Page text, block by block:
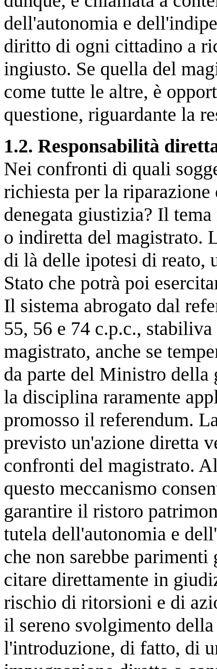
dell'autonomia e
diritto di ogni cittadino a
ingiusto. Se quella del
come tutte le altre, è
questione, riguardante la
1.2. Responsabilità
Nei confronti di quali
richiesta per la
denegata giustizia? Il
o indiretta del magistrato.
di là delle ipotesi di reato,
Stato che potrà poi
Il sistema abrogato dal
55, 56 e 74 c.p.c.,
magistrato, anche se
da parte del Ministro della
la disciplina raramente
promosso il referendum.
previsto un'azione diretta
confronti del magistrato.
questo meccanismo
garantire il ristoro
tutela dell'autonomia e
che non sarebbe
citare direttamente in
rischio di ritorsioni e di
il sereno svolgimento
l'introduzione, di fatto, di